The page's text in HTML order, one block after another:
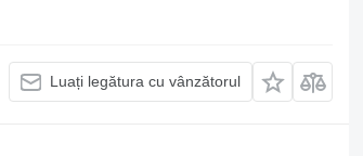
Luați legătura cu vânzătorul